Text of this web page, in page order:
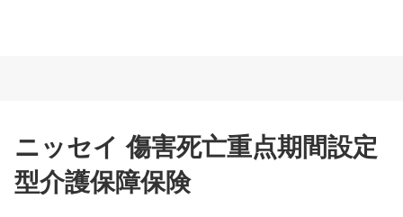
ニッセイ 傷害死亡重点期間設定
型介護保障保険